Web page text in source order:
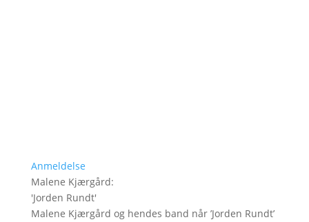
Anmeldelse
Malene Kjærgård:
'Jorden Rundt'
Malene Kjærgård og hendes band når ’Jorden Rundt’